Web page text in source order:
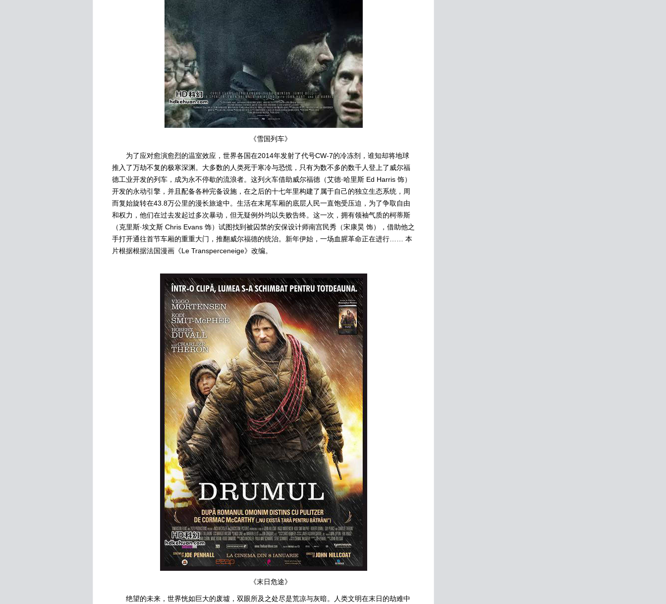
《雪国列车》
为了应对愈演愈烈的温室效应，世界各国在2014年发射了代号CW-7的冷冻剂，谁知却将地球
推入了万劫不复的极寒深渊。大多数的人类死于寒冷与恐慌，只有为数不多的数千人登上了威尔福
德工业开发的列车，成为永不停歇的流浪者。这列火车借助威尔福德（艾德·哈里斯 Ed Harris 饰）
开发的永动引擎，并且配备各种完备设施，在之后的十七年里构建了属于自己的独立生态系统，周
而复始旋转在43.8万公里的漫长旅途中。生活在末尾车厢的底层人民一直饱受压迫，为了争取自由
和权力，他们在过去发起过多次暴动，但无疑例外均以失败告终。这一次，拥有领袖气质的柯蒂斯
（克里斯·埃文斯 Chris Evans 饰）试图找到被囚禁的安保设计师南宫民秀（宋康昊 饰），借助他之
手打开通往首节车厢的重重大门，推翻威尔福德的统治。新年伊始，一场血腥革命正在进行…… 本
片根据根据法国漫画《Le Transperceneige》改编。
《末日危途》
绝望的未来，世界恍如巨大的废墟，双眼所及之处尽是荒凉与灰暗。人类文明在末日的劫难中